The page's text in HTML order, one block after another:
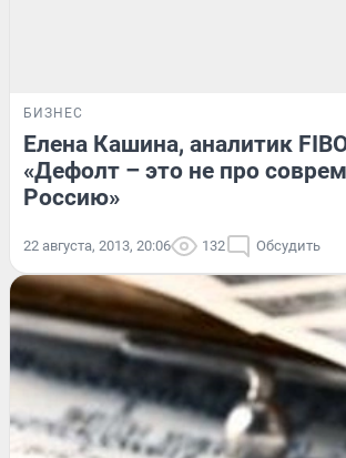
БИЗНЕС
Елена Кашина, аналитик
«Дефолт – это не про
Россию»
22 августа, 2013, 20:06 132 Обсудить